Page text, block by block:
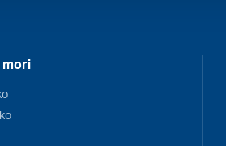
mori